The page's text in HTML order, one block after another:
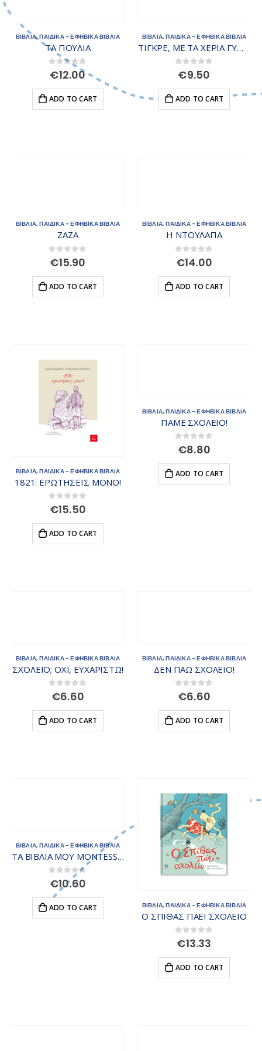
ΒΙΒΛΙΑ,ΠΑΙΔΙΚΑ - ΕΦΗΒΙΚΑ ΒΙΒΛΙΑ
ΤΑ ΠΟΥΛΙΑ
0out of 5
€12.00
ADD TO CART
ΒΙΒΛΙΑ,ΠΑΙΔΙΚΑ - ΕΦΗΒΙΚΑ ΒΙΒΛΙΑ
ΤΙΓΚΡΕ, ΜΕ ΤΑ ΧΕΡΙΑ ΓΥΜΝΑ
out of 5
€9.50
ADD TO CART
ΒΙΒΛΙΑ,ΠΑΙΔΙΚΑ - ΕΦΗΒΙΚΑ ΒΙΒΛΙΑ
ΖΑΖΑ
out of 5
€15.90
ADD TO CART
ΒΙΒΛΙΑ,ΠΑΙΔΙΚΑ - ΕΦΗΒΙΚΑ ΒΙΒΛΙΑ
Η ΝΤΟΥΛΑΠΑ
out of 5
€14.00
ADD TO CART
ΒΙΒΛΙΑ,ΠΑΙΔΙΚΑ - ΕΦΗΒΙΚΑ ΒΙΒΛΙΑ
1821: ΕΡΩΤΗΣΕΙΣ ΜΟΝΟ!
0out of 5
€15.50
ADD TO CART
ΒΙΒΛΙΑ,ΠΑΙΔΙΚΑ - ΕΦΗΒΙΚΑ ΒΙΒΛΙΑ
ΠΑΜΕ ΣΧΟΛΕΙΟ!
out of 5
€8.80
ADD TO CART
ΒΙΒΛΙΑ,ΠΑΙΔΙΚΑ - ΕΦΗΒΙΚΑ ΒΙΒΛΙΑ
ΣΧΟΛΕΙΟ; ΟΧΙ, ΕΥΧΑΡΙΣΤΩ!
out of 5
€6.60
ADD TO CART
ΒΙΒΛΙΑ,ΠΑΙΔΙΚΑ - ΕΦΗΒΙΚΑ ΒΙΒΛΙΑ
ΔΕΝ ΠΑΩ ΣΧΟΛΕΙΟ!
out of 5
€6.60
ADD TO CART
ΒΙΒΛΙΑ,ΠΑΙΔΙΚΑ - ΕΦΗΒΙΚΑ ΒΙΒΛΙΑ
ΤΑ ΒΙΒΛΙΑ ΜΟΥ MONTESSORI: ΠΡΩΤΗ ΜΕΡΑ ΣΤΟ ΣΧΟΛΕΙΟ
0out of 5
€10.60
ADD TO CART ΒΙΒΛΙΑ,ΠΑΙΔΙΚΑ - ΕΦΗΒΙΚΑ ΒΙΒΛΙΑ
Ο ΣΠΙΘΑΣ ΠΑΕΙ ΣΧΟΛΕΙΟ
out of 5
€13.33
ADD TO CART